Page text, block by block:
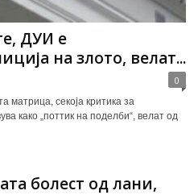
ДУИ е
на злото, велат...
0
матрица, секоја критика за
како „поттик на поделби“, велат од
болест од лани,